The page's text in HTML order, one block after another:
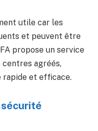
utile car les
et peuvent être
propose un service
agréés,
rapide et efficace.
sécurité